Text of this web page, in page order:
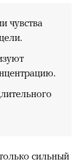
чувства
сильный